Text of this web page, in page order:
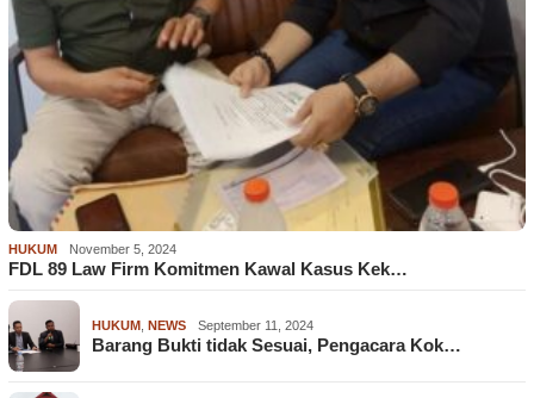
HUKUM November 5, 2024
FDL 89 Law Firm Komitmen Kawal Kasus Kek…
HUKUM NEWS September 11, 2024
Barang Bukti tidak Sesuai, Pengacara Kok…